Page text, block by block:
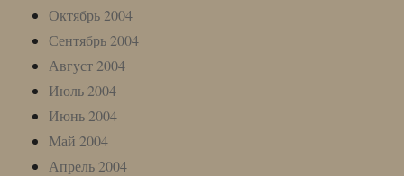
Октябрь 2004
Сентябрь 2004
Август 2004
Июль 2004
Июнь 2004
Май 2004
Апрель 2004